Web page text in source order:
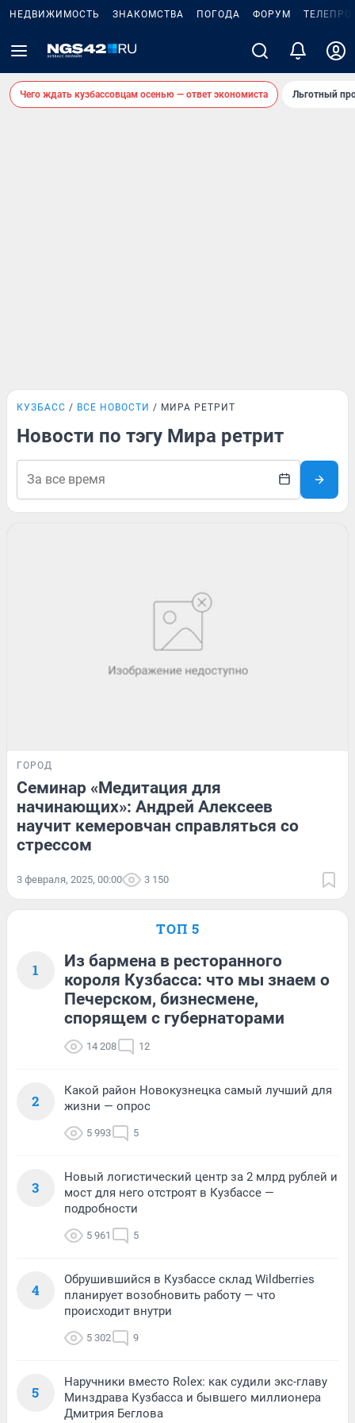
НЕДВИЖИМОСТЬ ЗНАКОМСТВА ПОГОДА ФОРУМ
Чего ждать кузбассовцам осенью — ответ экономиста Льготный
КУЗБАСС ВСЕ НОВОСТИ МИРА РЕТРИТ
Новости по тэгу Мира ретрит
ГОРОД
Семинар «Медитация для
начинающих»: Андрей Алексеев
научит кемеровчан справляться со
стрессом
3 февраля, 2025, 00:00 3 150
ТОП 5
1
Из бармена в ресторанного
короля Кузбасса: что мы знаем о
Печерском, бизнесмене,
спорящем с губернаторами
14 208 12
2
Какой район Новокузнецка самый лучший для
жизни — опрос
5 993 5
3
Новый логистический центр за 2 млрд рублей и
мост для него отстроят в Кузбассе —
подробности
5 961 5
4
Обрушившийся в Кузбассе склад Wildberries
планирует возобновить работу — что
происходит внутри
5 302 9
5
Наручники вместо Rolex: как судили экс-главу
Минздрава Кузбасса и бывшего миллионера
Дмитрия Беглова